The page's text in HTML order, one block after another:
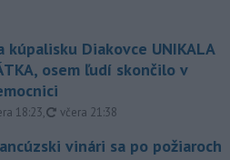
kúpalisku Diakovce UNIKALA
osem ľudí skončilo v
18:23, aktualizované
včera 21:38
vinári sa po požiaroch